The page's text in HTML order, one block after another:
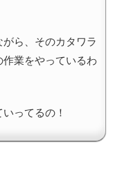
ら、そのカタワラ
業をやっているわ
ってるの！